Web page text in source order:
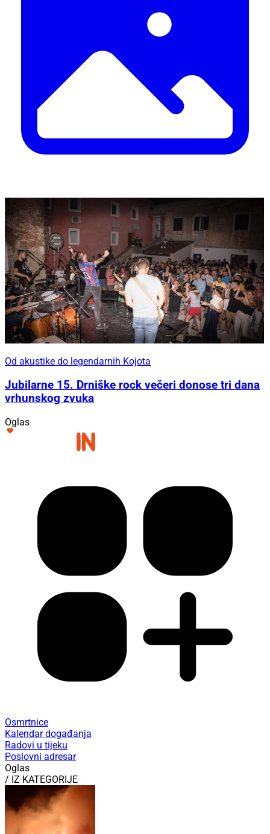
Od akustike do legendarnih Kojota
Jubilarne 15. Drniške rock večeri donose tri dana
vrhunskog zvuka
Oglas
Osmrtnice
Kalendar događanja
Radovi u tijeku
Poslovni adresar
Oglas
/ IZ KATEGORIJE